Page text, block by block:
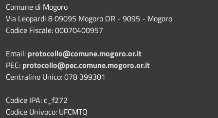
Comune di Mogoro
Via Leopardi 8 09095 Mogoro OR - 9095 - Mogoro
Codice Fiscale: 00070400957
Email: protocollo@comune.mogoro.or.it
PEC: protocollo@pec.comune.mogoro.or.it
Centralino Unico: 078 399301
Codice IPA: c_f272
Codice Univoco: UFCMTQ